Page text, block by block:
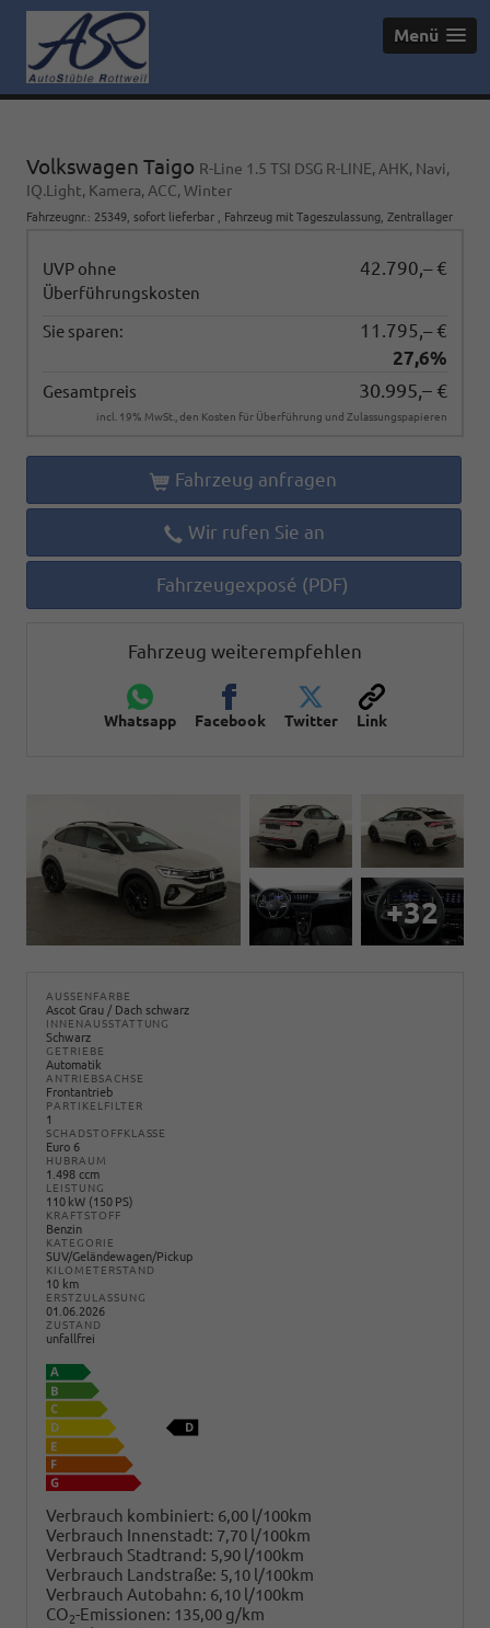
Menü
Volkswagen Taigo R-Line 1.5 TSI DSG R-LINE, AHK, Navi,
IQ.Light, Kamera, ACC, Winter
Fahrzeugnr. : 25349 sofort lieferbar Fahrzeug mit Tageszulassung , Zentrallager
UVP ohne
Überführungskosten
42.790,– €
Sie sparen:
11.795,– €
27,6%
Gesamtpreis 30.995,– €
incl. 19% MwSt., den Kosten für Überführung und Zulassungspapieren
Fahrzeug anfragen
Wir rufen Sie an
Fahrzeugexposé (PDF)
Fahrzeug weiterempfehlen
Whatsapp Facebook Twitter Link
+32
AUSSENFARBE
Ascot Grau / Dach schwarz
INNENAUSSTATTUNG
Schwarz
GETRIEBE
Automatik
ANTRIEBSACHSE
Frontantrieb
PARTIKELFILTER
1
SCHADSTOFFKLASSE
Euro 6
HUBRAUM
1.498 ccm
LEISTUNG
110 kW (150 PS)
KRAFTSTOFF
Benzin
KATEGORIE
SUV/Geländewagen/Pickup
KILOMETERSTAND
10 km
ERSTZULASSUNG
01.06.2026
ZUSTAND
unfallfrei
Verbrauch kombiniert: 6,00 l/100km
Verbrauch Innenstadt: 7,70 l/100km
Verbrauch Stadtrand: 5,90 l/100km
Verbrauch Landstraße: 5,10 l/100km
Verbrauch Autobahn: 6,10 l/100km
CO2-Emissionen: 135,00 g/km